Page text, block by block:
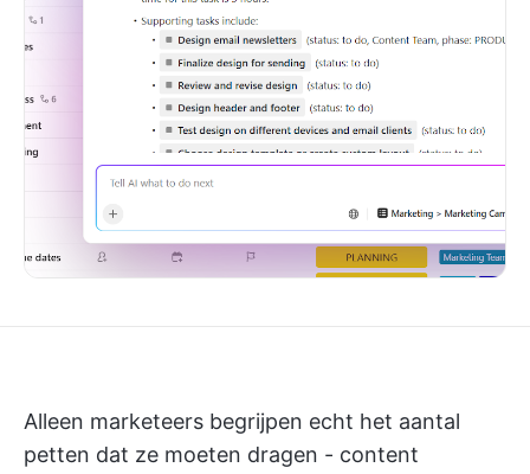
Alleen marketeers begrijpen echt het aantal
petten dat ze moeten dragen - content